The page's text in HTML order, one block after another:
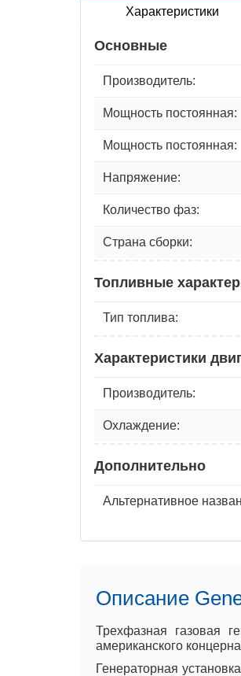
Характеристики
Основные
Производитель:
Мощность постоянная:
Мощность постоянная:
Напряжение:
Количество фаз:
Страна сборки:
Топливные
Тип топлива:
Характеристики
Производитель:
Охлаждение:
Дополнительно
Альтернативное
Описание
Трехфазная газовая
американского
Генераторная